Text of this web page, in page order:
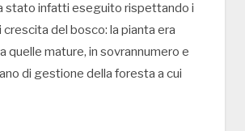
stato infatti eseguito rispettando i
crescita del bosco: la pianta era
quelle mature, in sovrannumero e
di gestione della foresta a cui